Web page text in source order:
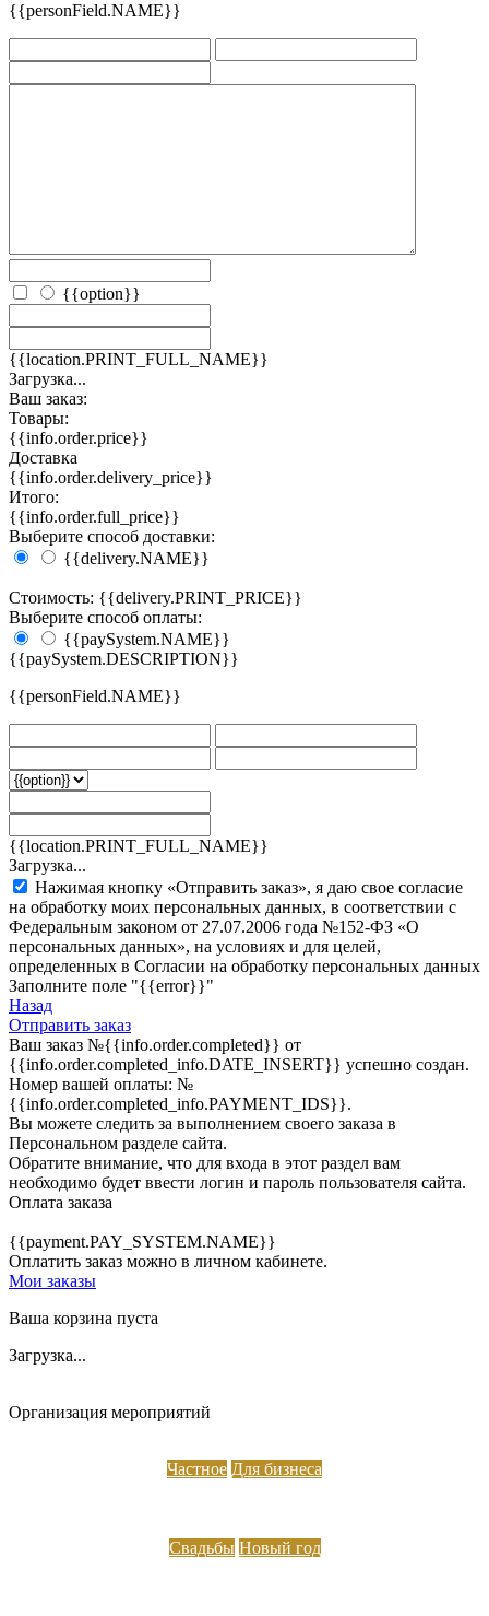
{{personField.NAME}}
{{option}}
{{location.PRINT_FULL_NAME}}
Загрузка...
Ваш заказ:
Товары:
{{info.order.price}}
Доставка
{{info.order.delivery_price}}
Итого:
{{info.order.full_price}}
Выберите способ доставки:
{{delivery.NAME}}
Стоимость: {{delivery.PRINT_PRICE}}
Выберите способ оплаты:
{{paySystem.NAME}}
{{paySystem.DESCRIPTION}}
{{personField.NAME}}
{{location.PRINT_FULL_NAME}}
Загрузка...
Нажимая кнопку «Отправить заказ», я даю свое согласие
на обработку моих персональных данных, в соответствии с
Федеральным законом от 27.07.2006 года №152-ФЗ «О
персональных данных», на условиях и для целей,
определенных в Согласии на обработку персональных данных
Заполните поле "{{error}}"
Назад
Отправить заказ
Ваш заказ №{{info.order.completed}} от
{{info.order.completed_info.DATE_INSERT}} успешно создан.
Номер вашей оплаты: №
{{info.order.completed_info.PAYMENT_IDS}}.
Вы можете следить за выполнением своего заказа в
Персональном разделе сайта.
Обратите внимание, что для входа в этот раздел вам
необходимо будет ввести логин и пароль пользователя сайта.
Оплата заказа
{{payment.PAY_SYSTEM.NAME}}
Оплатить заказ можно в личном кабинете.
Мои заказы
Ваша корзина пуста
Загрузка...
Организация мероприятий
Частное Для бизнеса
Свадьбы Новый год